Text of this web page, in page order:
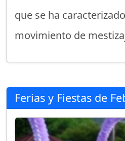
que se ha
movimiento de
Ferias y Fiestas de